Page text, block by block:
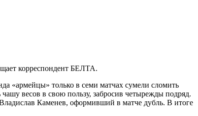
корреспондент БЕЛТА.
«армейцы» только в семи матчах сумели сломить
весов в свою пользу, забросив четырежды подряд.
Каменев, оформивший в матче дубль. В итоге